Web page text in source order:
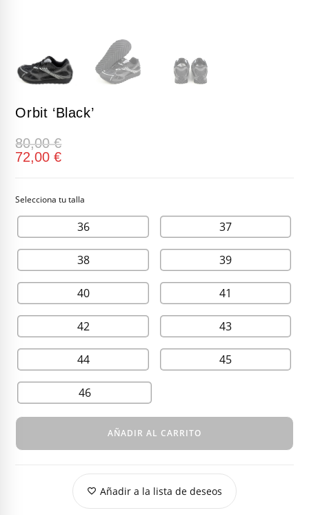
Orbit ‘Black’
80,00€
72,00€
36 37
38 39
40 41
42 43
44 45
46
AÑADIR AL CARRITO
Añadir a la lista de deseos